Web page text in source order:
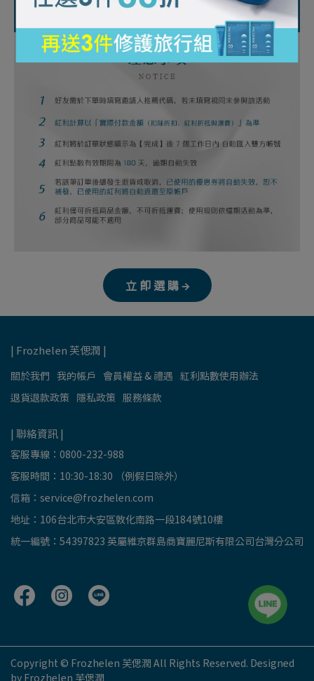
立 即 選 購 →
| Frozhelen 芙偲潤 |
關於我們 我的帳戶 會員權益 & 禮遇 紅利點數使用辦法
退貨退款政策 隱私政策 服務條款
| 聯絡資訊 |
客服專線：0800-232-988
客服時間：10:30-18:30 （例假日除外）
信箱： service@frozhelen.com
地址：106台北市大安區敦化南路一段184號10樓
統一編號：54397823 英屬維京群島商寶麗尼斯有限公司台灣分公司
Copyright © Frozhelen 芙偲潤 All Rights Reserved. Designed
by Frozhelen 芙偲潤